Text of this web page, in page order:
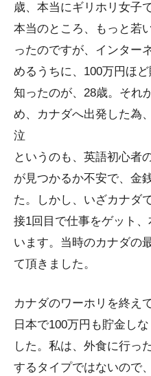
歳、本当にギリホリ女子で
本当のところ、もっと若
ったのですが、インター
めるうちに、100万円ほ
知ったのが、28歳。それ
め、カナダへ出発した為
泣
というのも、英語初心者
が見つかるか不安で、金
た。しかし、いざカナダ
接1回目で仕事をゲット
います。当時のカナダの
て頂きました。
カナダのワーホリを終え
日本で100万円も貯金し
した。私は、外食に行っ
するタイプではないので